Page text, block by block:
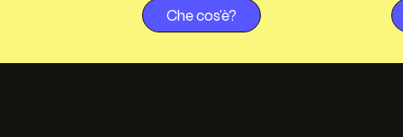
Che cos'è?